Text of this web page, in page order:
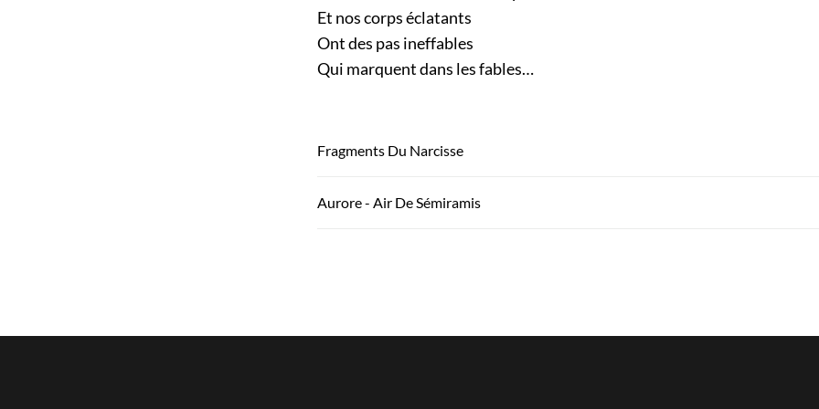
Et nos corps éclatants
Ont des pas ineffables
Qui marquent dans les fables…
Fragments Du Narcisse
Aurore - Air De Sémiramis